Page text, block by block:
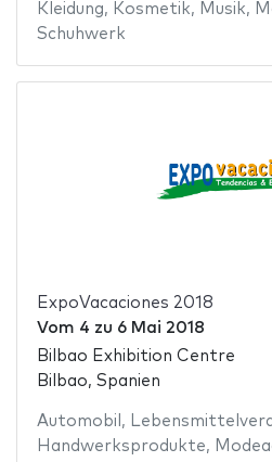
Kleidung, Kosmetik, Musik,
Schuhwerk
ExpoVacaciones 2018
Vom 4 zu 6 Mai 2018
Bilbao Exhibition Centre
Bilbao, Spanien
Automobil ,
Handwerksprodukte,